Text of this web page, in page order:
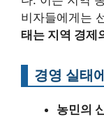
비자들에게는
태는 지역 경제
경영 실태
농민의